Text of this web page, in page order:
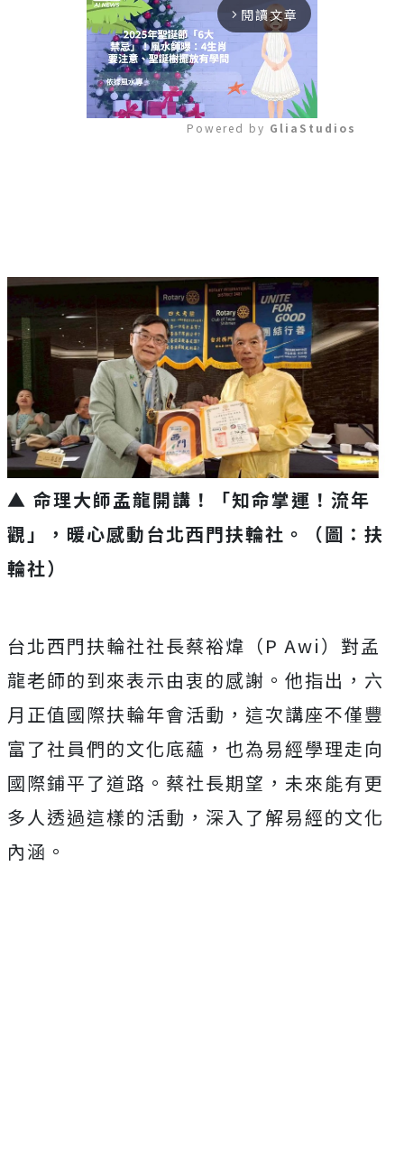
arrow_forward_ios 閱讀文章
Powered by GliaStudios
▲ 命理大師孟龍開講！「知命掌運！流年
觀」，暖心感動台北西門扶輪社。（圖：扶
輪社）
台北西門扶輪社社長蔡裕煒（P Awi）對孟
龍老師的到來表示由衷的感謝。他指出，六
月正值國際扶輪年會活動，這次講座不僅豐
富了社員們的文化底蘊，也為易經學理走向
國際鋪平了道路。蔡社長期望，未來能有更
多人透過這樣的活動，深入了解易經的文化
內涵。